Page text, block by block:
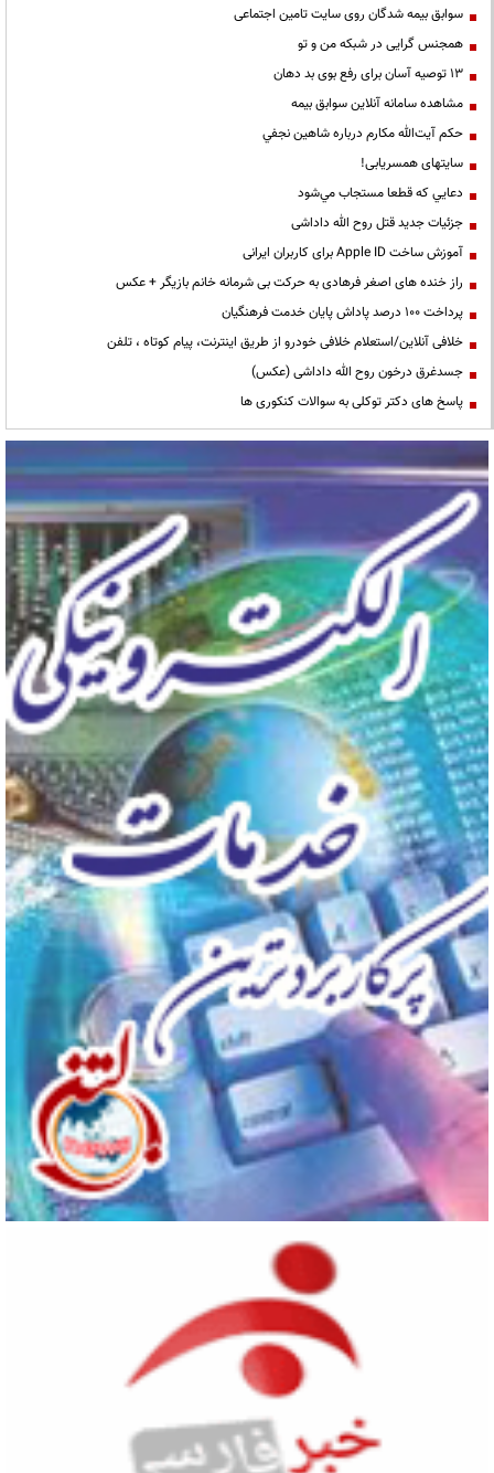
سوابق بیمه شدگان روی سایت تامین اجتماعی
همجنس گرایی در شبکه من و تو
13 توصیه آسان برای رفع بوی بد دهان
مشاهده سامانه آنلاين سوابق بیمه
حكم آيت‌الله مكارم درباره شاهين نجفي
سایتهای همسریابی!
دعايي كه قطعا مستجاب مي‌شود
جزئیات جدید قتل روح الله داداشی
آموزش ساخت Apple ID برای کاربران ایرانی
راز خنده های اصغر فرهادی به حرکت بی شرمانه خانم بازیگر + عکس
پرداخت ۱۰۰ درصد پاداش پایان خدمت فرهنگیان
خلافی آنلاین/استعلام خلافی خودرو از طریق اینترنت، پیام کوتاه ، تلفن
جسدغرق درخون روح الله داداشی (عکس)
پاسخ های دکتر توکلی به سوالات کنکوری ها